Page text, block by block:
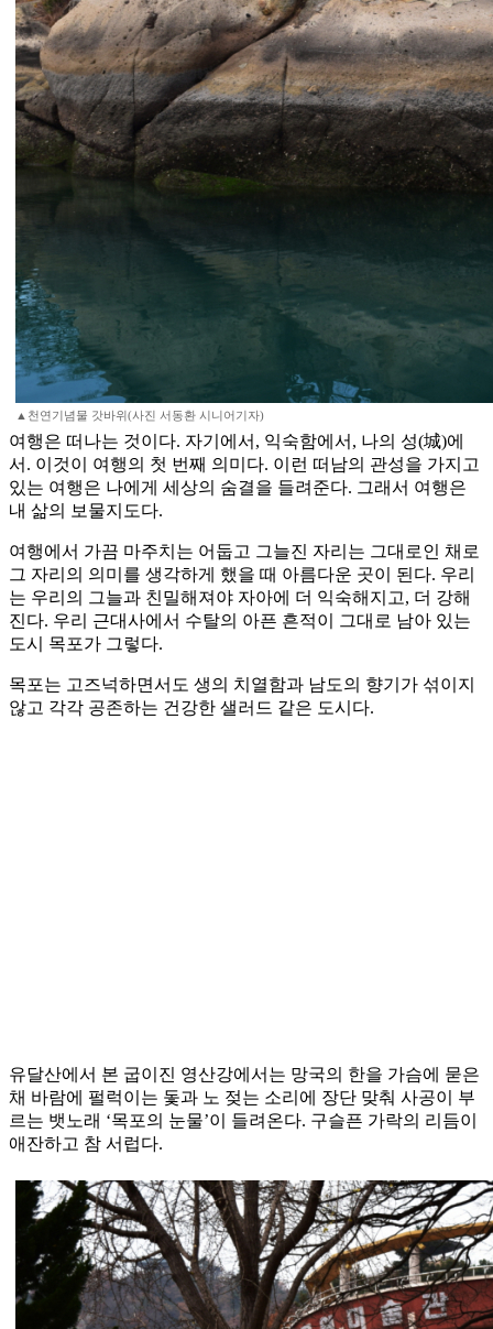
▲천연기념물 갓바위(사진 서동환 시니어기자)
여행은 떠나는 것이다. 자기에서, 익숙함에서, 나의 성(城)에
서. 이것이 여행의 첫 번째 의미다. 이런 떠남의 관성을 가지고
있는 여행은 나에게 세상의 숨결을 들려준다. 그래서 여행은
내 삶의 보물지도다.
여행에서 가끔 마주치는 어둡고 그늘진 자리는 그대로인 채로
그 자리의 의미를 생각하게 했을 때 아름다운 곳이 된다. 우리
는 우리의 그늘과 친밀해져야 자아에 더 익숙해지고, 더 강해
진다. 우리 근대사에서 수탈의 아픈 흔적이 그대로 남아 있는
도시 목포가 그렇다.
목포는 고즈넉하면서도 생의 치열함과 남도의 향기가 섞이지
않고 각각 공존하는 건강한 샐러드 같은 도시다.
유달산에서 본 굽이진 영산강에서는 망국의 한을 가슴에 묻은
채 바람에 펄럭이는 돛과 노 젖는 소리에 장단 맞춰 사공이 부
르는 뱃노래 ‘목포의 눈물’이 들려온다. 구슬픈 가락의 리듬이
애잔하고 참 서럽다.